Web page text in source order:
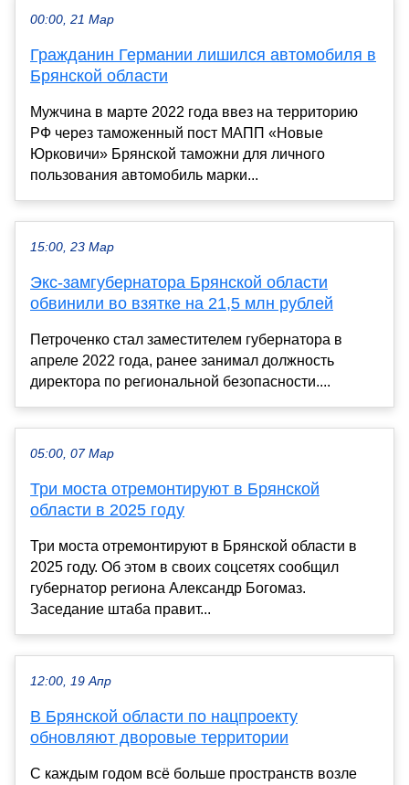
00:00, 21 Мар
Гражданин Германии лишился автомобиля в
Брянской области
Мужчина в марте 2022 года ввез на территорию
РФ через таможенный пост МАПП «Новые
Юрковичи» Брянской таможни для личного
пользования автомобиль марки...
15:00, 23 Мар
Экс-замгубернатора Брянской области
обвинили во взятке на 21,5 млн рублей
Петроченко стал заместителем губернатора в
апреле 2022 года, ранее занимал должность
директора по региональной безопасности....
05:00, 07 Мар
Три моста отремонтируют в Брянской
области в 2025 году
Три моста отремонтируют в Брянской области в
2025 году. Об этом в своих соцсетях сообщил
губернатор региона Александр Богомаз.
Заседание штаба правит...
12:00, 19 Апр
В Брянской области по нацпроекту
обновляют дворовые территории
С каждым годом всё больше пространств возле